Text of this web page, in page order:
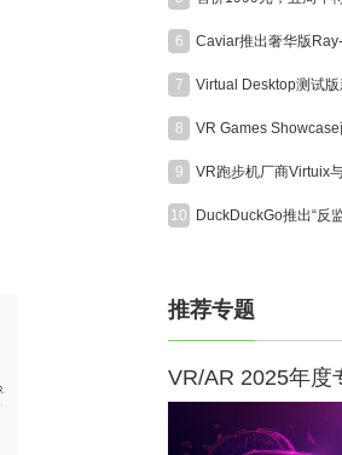
6
7
8
9
10
推荐专题
VR/AR 2025年度